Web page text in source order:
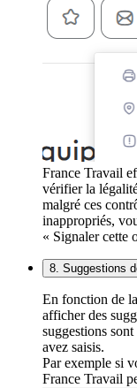
France Travail
vérifier la
malgré ces
inappropriés,
« Signaler cette
8. Suggestions
En fonction de
afficher des
suggestions
avez saisis.
Par exemple si
France Travail